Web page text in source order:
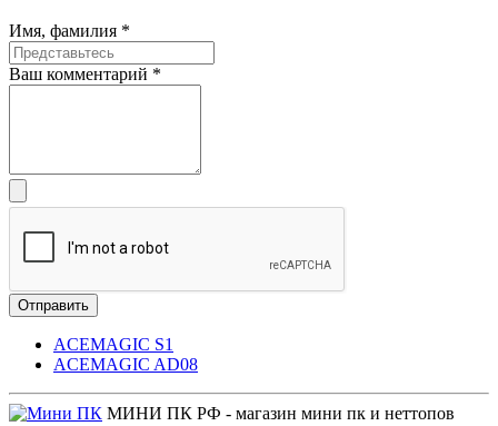
Имя, фамилия *
Ваш комментарий *
ACEMAGIC S1
ACEMAGIC AD08
МИНИ ПК РФ - магазин мини пк и неттопов